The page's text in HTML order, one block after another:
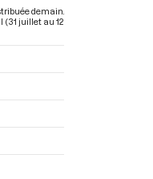
demain.
(31 juillet au 12